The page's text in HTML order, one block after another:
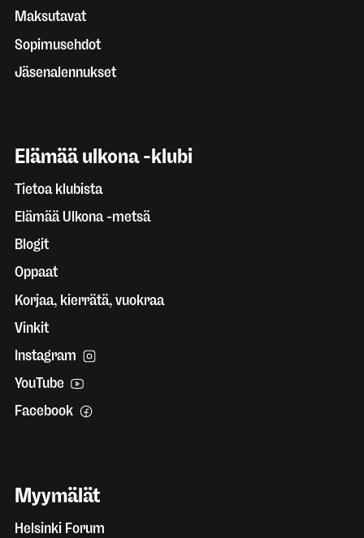
Maksutavat
Sopimusehdot
Jäsenalennukset
Elämää ulkona -klubi
Tietoa klubista
Elämää Ulkona -metsä
Blogit
Oppaat
Korjaa, kierrätä, vuokraa
Vinkit
Instagram
YouTube
Facebook
Myymälät
Helsinki Forum